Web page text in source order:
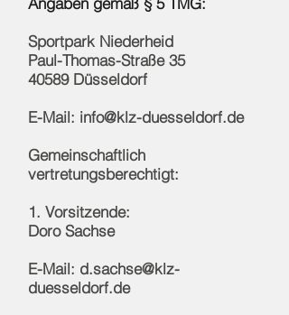
Sportpark Niederheid
Paul-Thomas-Straße 35
40589 Düsseldorf
E-Mail: info@klz-duesseldorf.de
Gemeinschaftlich
vertretungsberechtigt:
1. Vorsitzende:
Doro Sachse
E-Mail: d.sachse@klz-
duesseldorf.de